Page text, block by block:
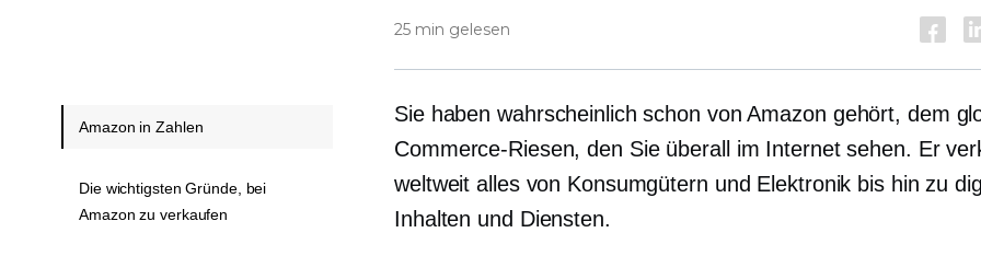
25 min gelesen
Sie haben wahrscheinlich schon von Amazon gehört, dem
Commerce-Riesen, den Sie überall im Internet sehen. Er
weltweit alles von Konsumgütern und Elektronik bis hin zu
Inhalten und Diensten.
Amazon in Zahlen
Die wichtigsten Gründe, bei
Amazon zu verkaufen